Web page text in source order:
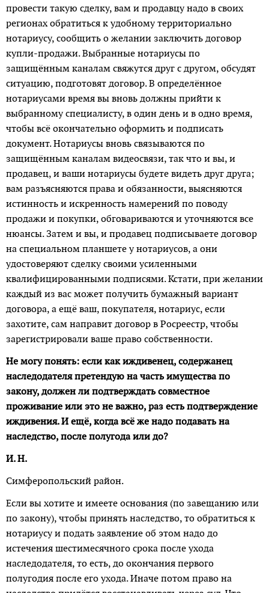
провести такую сделку, вам и продавцу надо в своих
регионах обратиться к удобному территориально
нотариусу, сообщить о желании заключить договор
купли-продажи. Выбранные нотариусы по
защищённым каналам свяжутся друг с другом, обсудят
ситуацию, подготовят договор. В определённое
нотариусами время вы вновь должны прийти к
выбранному специалисту, в один день и в одно время,
чтобы всё окончательно оформить и подписать
документ. Нотариусы вновь связываются по
защищённым каналам видеосвязи, так что и вы, и
продавец, и ваши нотариусы будете видеть друг друга;
вам разъясняются права и обязанности, выясняются
истинность и искренность намерений по поводу
продажи и покупки, обговариваются и уточняются все
нюансы. Затем и вы, и продавец подписывае­те договор
на специальном планшете у нотариусов, а они
удостоверяют сделку своими усиленными
квалифицированными подписями. Кстати, при желании
каждый из вас может получить бумажный вариант
договора, а ещё ваш, покупателя, нотариус, если
захотите, сам направит договор в Рос­реестр, чтобы
зарегистрировали ваше право собственности.
Не могу понять: если как иждивенец, содержанец
наследодателя претендую на часть имущества по
закону, должен ли подтверждать совместное
проживание или это не важно, раз есть подтверждение
иждивения. И ещё, когда всё же надо подавать на
наследство, после полугода или до?
И. Н.
Симферопольский район.
Если вы хотите и имеете основания (по завещанию или
по закону), чтобы принять наследство, то обратиться к
нотариусу и подать заявление об этом надо до
истечения шестимесячного срока после ухода
наследодателя, то есть, до окончания первого
полугодия после его ухода. Иначе потом право на